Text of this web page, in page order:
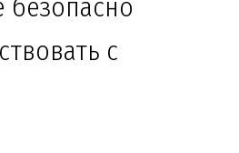
безопасно
с